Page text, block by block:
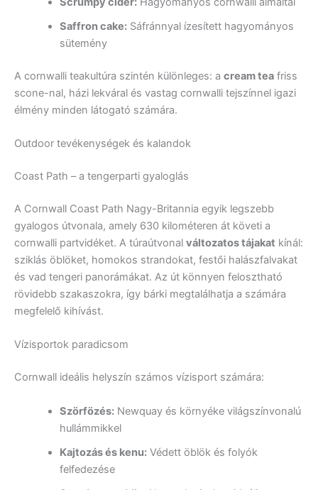
Saffron cake:Sáfránnyal ízesített hagyományos
sütemény
A cornwalli teakultúra szintén különleges: a cream tea friss
scone-nal, házi lekváral és vastag cornwalli tejszínnel igazi
élmény minden látogató számára.
Outdoor tevékenységek és kalandok
Coast Path – a tengerparti gyaloglás
A Cornwall Coast Path Nagy-Britannia egyik legszebb
gyalogos útvonala, amely 630 kilométeren át követi a
cornwalli partvidéket. A túraútvonal változatos tájakat kínál:
sziklás öblöket, homokos strandokat, festői halászfalvakat
és vad tengeri panorámákat. Az út könnyen felosztható
rövidebb szakaszokra, így bárki megtalálhatja a számára
megfelelő kihívást.
Vízisportok paradicsom
Cornwall ideális helyszín számos vízisport számára:
Szörfözés:Newquay és környéke világszínvonalú
hullámmikkel
Kajtozás és kenu:Védett öblök és folyók
felfedezése